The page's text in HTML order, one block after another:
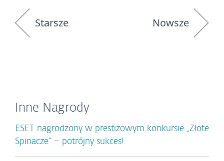
Starsze Nowsze
Inne Nagrody
ESET nagrodzony w prestiżowym konkursie „Złote
Spinacze” – potrójny sukces!